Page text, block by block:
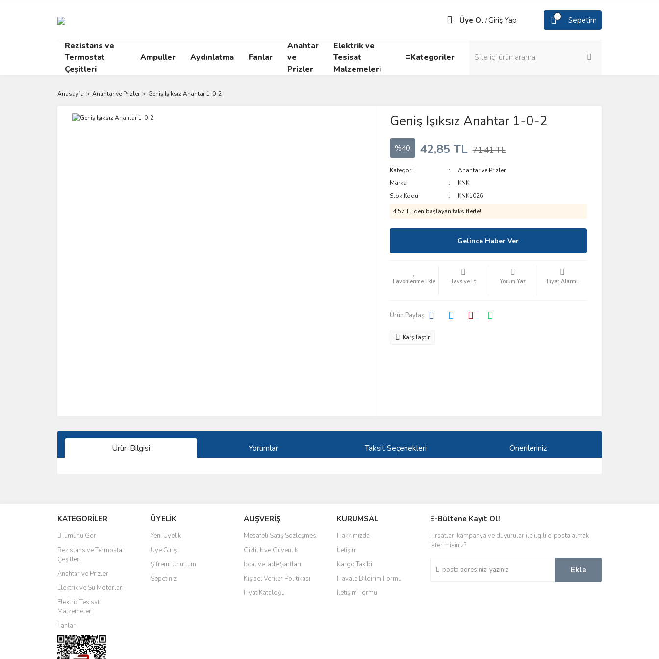
Üye Ol /Giriş Yap Sepetim
Rezistans ve
Termostat
Çeşitleri
Ampuller Aydınlatma Fanlar
Anahtar
ve
Prizler
Elektrik ve
Tesisat
Malzemeleri
≡Kategoriler
Anasayfa Anahtar ve Prizler Geniş Işıksız Anahtar 1-0-2
Geniş Işıksız Anahtar 1-0-2
%40 42,85 TL 71,41 TL
Kategori
Anahtar ve Prizler
Marka
KNK
Stok Kodu
KNK1026
4,57 TL den başlayan taksitlerle!
Gelince Haber Ver
Tavsiye Et Yorum Yaz Fiyat Alarmı
Ürün Paylaş
Karşılaştır
Ürün Bilgisi Yorumlar Taksit Seçenekleri Önerileriniz
Ürün resmi kalitesiz, bozuk veya görüntülenemiyor.
Ürün açıklamasında eksik bilgiler bulunuyor.
Ürün bilgilerinde hatalar bulunuyor.
Ürün fiyatı diğer sitelerden daha pahalı.
Bu ürüne benzer farklı alternatifler olmalı.
KATEGORİLER
Tümünü Gör
Rezistans ve Termostat
Çeşitleri
Anahtar ve Prizler
Elektrik ve Su Motorları
Elektrik Tesisat
Malzemeleri
Fanlar
ÜYELİK
Yeni Üyelik
Üye Girişi
Şifremi Unuttum
Sepetiniz
ALIŞVERİŞ
Mesafeli Satış Sözleşmesi
Gizlilik ve Güvenlik
İptal ve İade Şartları
Kişisel Veriler Politikası
Fiyat Kataloğu
KURUMSAL
Hakkımızda
İletişim
Kargo Takibi
Havale Bildirim Formu
İletişim Formu
E-Bültene Kayıt Ol!
Fırsatlar, kampanya ve duyurular ile ilgili e-posta almak
ister misiniz?
Ekle